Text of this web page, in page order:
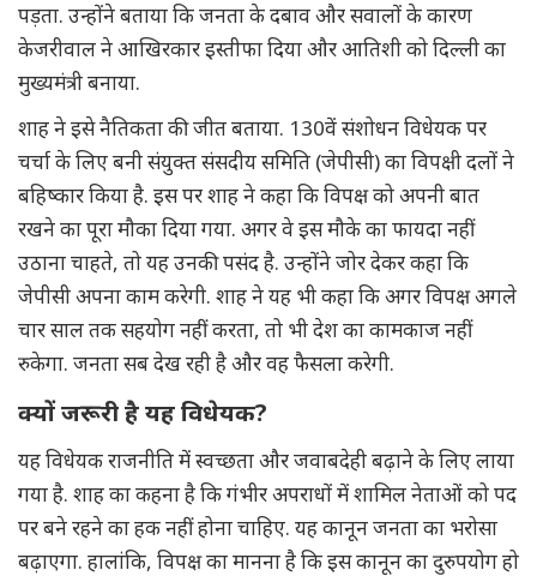
पड़ता. उन्होंने बताया कि जनता के दबाव और सवालों के कारण
केजरीवाल ने आखिरकार इस्तीफा दिया और आतिशी को दिल्ली का
मुख्यमंत्री बनाया.
शाह ने इसे नैतिकता की जीत बताया. 130वें संशोधन विधेयक पर
चर्चा के लिए बनी संयुक्त संसदीय समिति (जेपीसी) का विपक्षी दलों ने
बहिष्कार किया है. इस पर शाह ने कहा कि विपक्ष को अपनी बात
रखने का पूरा मौका दिया गया. अगर वे इस मौके का फायदा नहीं
उठाना चाहते, तो यह उनकी पसंद है. उन्होंने जोर देकर कहा कि
जेपीसी अपना काम करेगी. शाह ने यह भी कहा कि अगर विपक्ष अगले
चार साल तक सहयोग नहीं करता, तो भी देश का कामकाज नहीं
रुकेगा. जनता सब देख रही है और वह फैसला करेगी.
क्यों जरूरी है यह विधेयक?
यह विधेयक राजनीति में स्वच्छता और जवाबदेही बढ़ाने के लिए लाया
गया है. शाह का कहना है कि गंभीर अपराधों में शामिल नेताओं को पद
पर बने रहने का हक नहीं होना चाहिए. यह कानून जनता का भरोसा
बढ़ाएगा. हालांकि, विपक्ष का मानना है कि इस कानून का दुरुपयोग हो